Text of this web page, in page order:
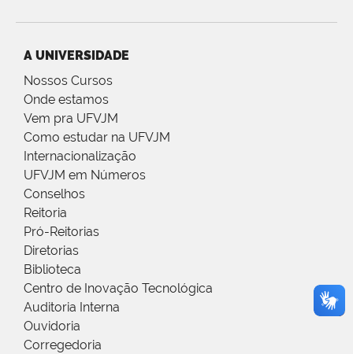
A UNIVERSIDADE
Nossos Cursos
Onde estamos
Vem pra UFVJM
Como estudar na UFVJM
Internacionalização
UFVJM em Números
Conselhos
Reitoria
Pró-Reitorias
Diretorias
Biblioteca
Centro de Inovação Tecnológica
Auditoria Interna
Ouvidoria
Corregedoria